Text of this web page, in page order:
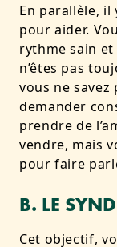
En parallèle,
pour aider.
rythme sain
n’êtes pas
vous ne
demander
prendre de
vendre, mais
pour faire
B. LE
Cet objectif,